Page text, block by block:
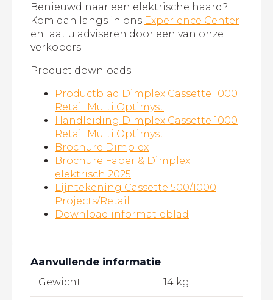
Benieuwd naar een elektrische haard?
Kom dan langs in ons Experience Center
en laat u adviseren door een van onze
verkopers.
Product downloads
Productblad Dimplex Cassette 1000
Retail Multi Optimyst
Handleiding Dimplex Cassette 1000
Retail Multi Optimyst
Brochure Dimplex
Brochure Faber & Dimplex
elektrisch 2025
Lijntekening Cassette 500/1000
Projects/Retail
Download informatieblad
Aanvullende informatie
Gewicht 14 kg